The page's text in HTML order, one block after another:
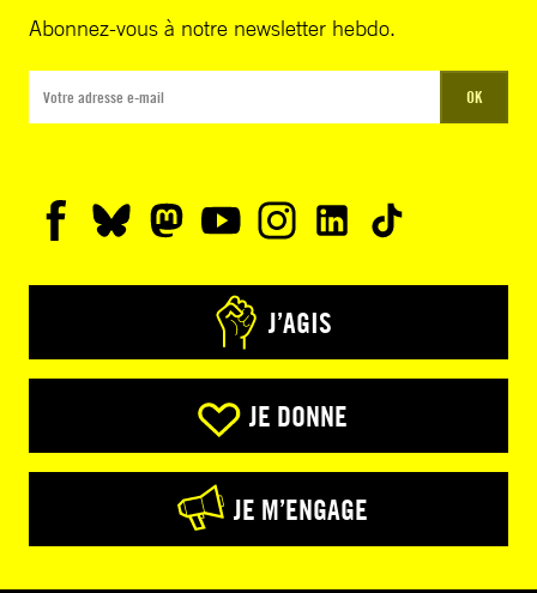
Abonnez-vous à notre newsletter hebdo.
OK
J’AGIS
JE DONNE
JE M’ENGAGE